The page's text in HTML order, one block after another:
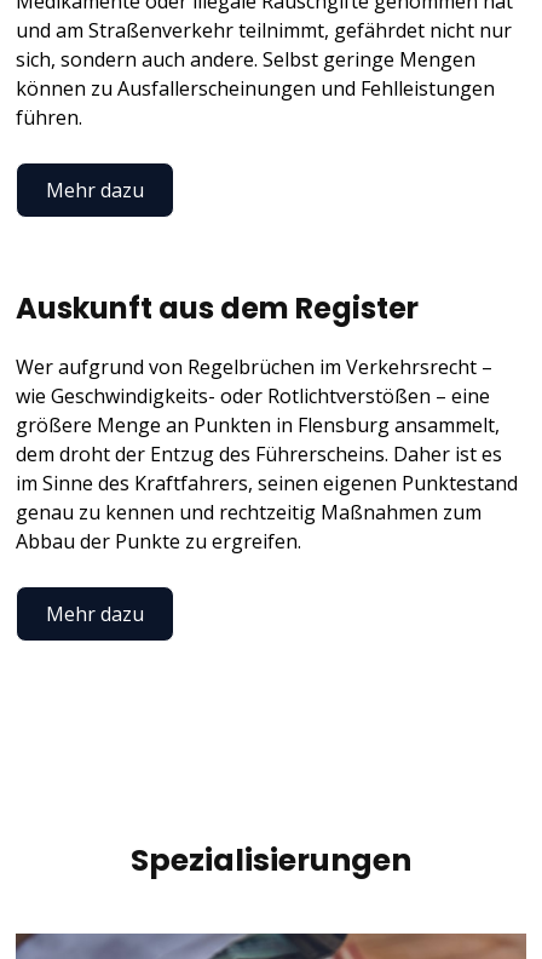
und am Straßenverkehr teilnimmt, gefährdet nicht nur
sich, sondern auch andere. Selbst geringe Mengen
können zu Ausfallerscheinungen und Fehlleistungen
führen.
Mehr dazu
Auskunft aus dem Register
Wer aufgrund von Regelbrüchen im Verkehrsrecht –
wie Geschwindigkeits- oder Rotlichtverstößen – eine
größere Menge an Punkten in Flensburg ansammelt,
dem droht der Entzug des Führerscheins. Daher ist es
im Sinne des Kraftfahrers, seinen eigenen Punktestand
genau zu kennen und rechtzeitig Maßnahmen zum
Abbau der Punkte zu ergreifen.
Mehr dazu
Spezialisierungen